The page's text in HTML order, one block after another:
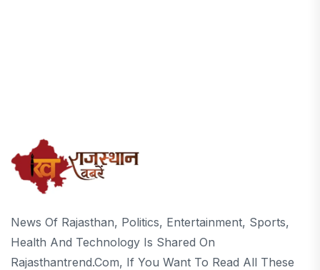
News Of Rajasthan, Politics, Entertainment, Sports,
Health And Technology Is Shared On
Rajasthantrend.com, If You Want To Read All These